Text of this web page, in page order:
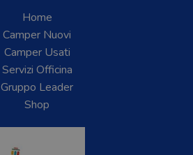
Home
Camper Nuovi
Camper Usati
Servizi Officina
Gruppo Leader
Shop